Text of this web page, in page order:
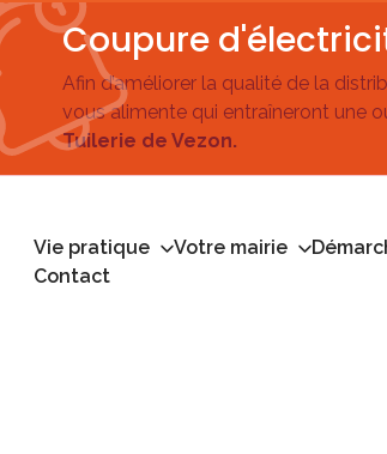
Coupure
Afin d’améliorer la qualité de la
vous alimente qui entraîneront une
Tuilerie de Vezon.
Vie pratique Votre mairie
Contact